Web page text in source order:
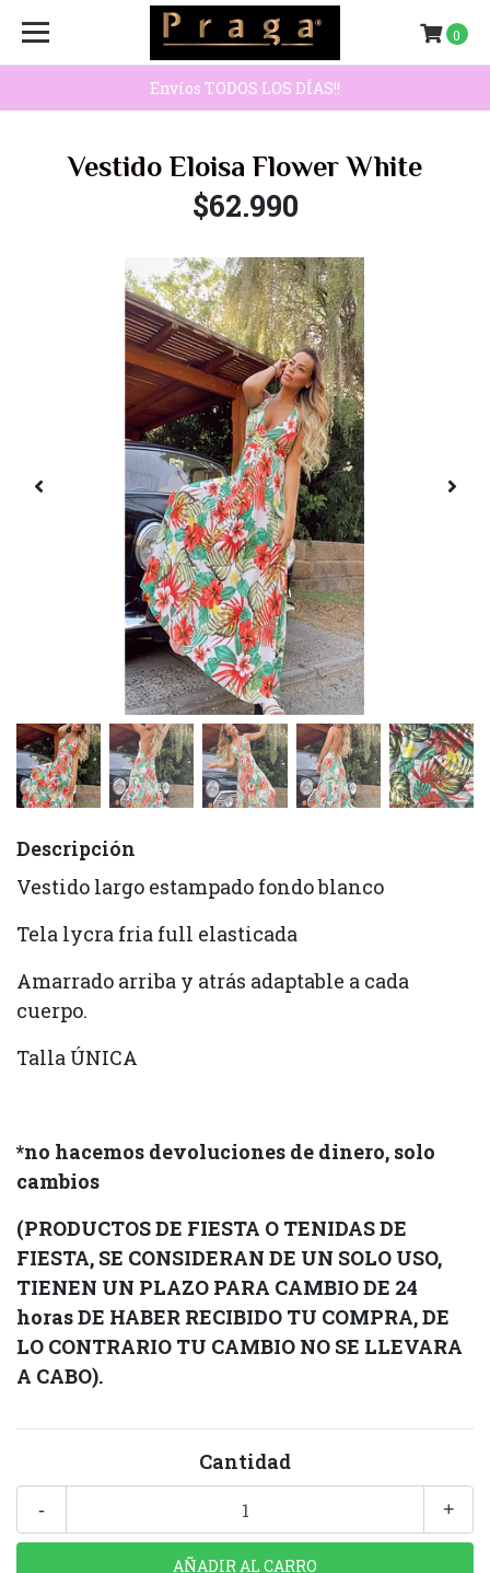
Envíos TODOS LOS DÍAS!!
0
Vestido Eloisa Flower White
$62.990
Descripción
Vestido largo estampado fondo blanco
Tela lycra fria full elasticada
Amarrado arriba y atrás adaptable a cada
cuerpo.
Talla ÚNICA
*no hacemos devoluciones de dinero, solo
cambios
(PRODUCTOS DE FIESTA O TENIDAS DE
FIESTA, SE CONSIDERAN DE UN SOLO USO,
TIENEN UN PLAZO PARA CAMBIO DE 24
horas DE HABER RECIBIDO TU COMPRA, DE
LO CONTRARIO TU CAMBIO NO SE LLEVARA
A CABO).
Cantidad
+
-